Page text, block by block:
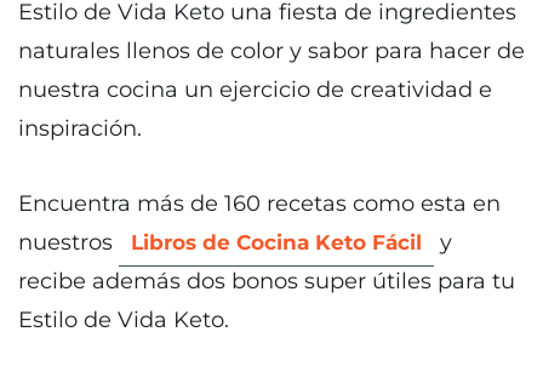
Estilo de Vida Keto una fiesta de ingredientes
naturales llenos de color y sabor para hacer de
nuestra cocina un ejercicio de creatividad e
inspiración.
Encuentra más de 160 recetas como esta en
nuestros
Libros de Cocina Keto Fácil
y
recibe además dos bonos super útiles para tu
Estilo de Vida Keto.